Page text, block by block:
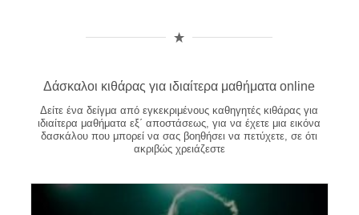
Δάσκαλοι κιθάρας για ιδιαίτερα μαθήματα online
Δείτε ένα δείγμα από εγκεκριμένους καθηγητές κιθάρας για
ιδιαίτερα μαθήματα εξ΄ αποστάσεως, για να έχετε μια εικόνα
δασκάλου που μπορεί να σας βοηθήσει να πετύχετε, σε ότι
ακριβώς χρειάζεστε